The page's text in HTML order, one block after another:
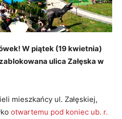
W piątek (19 kwietnia)
ulica Załęska w
mieszkańcy ul. Załęskiej,
otwartemu pod koniec ub. r.